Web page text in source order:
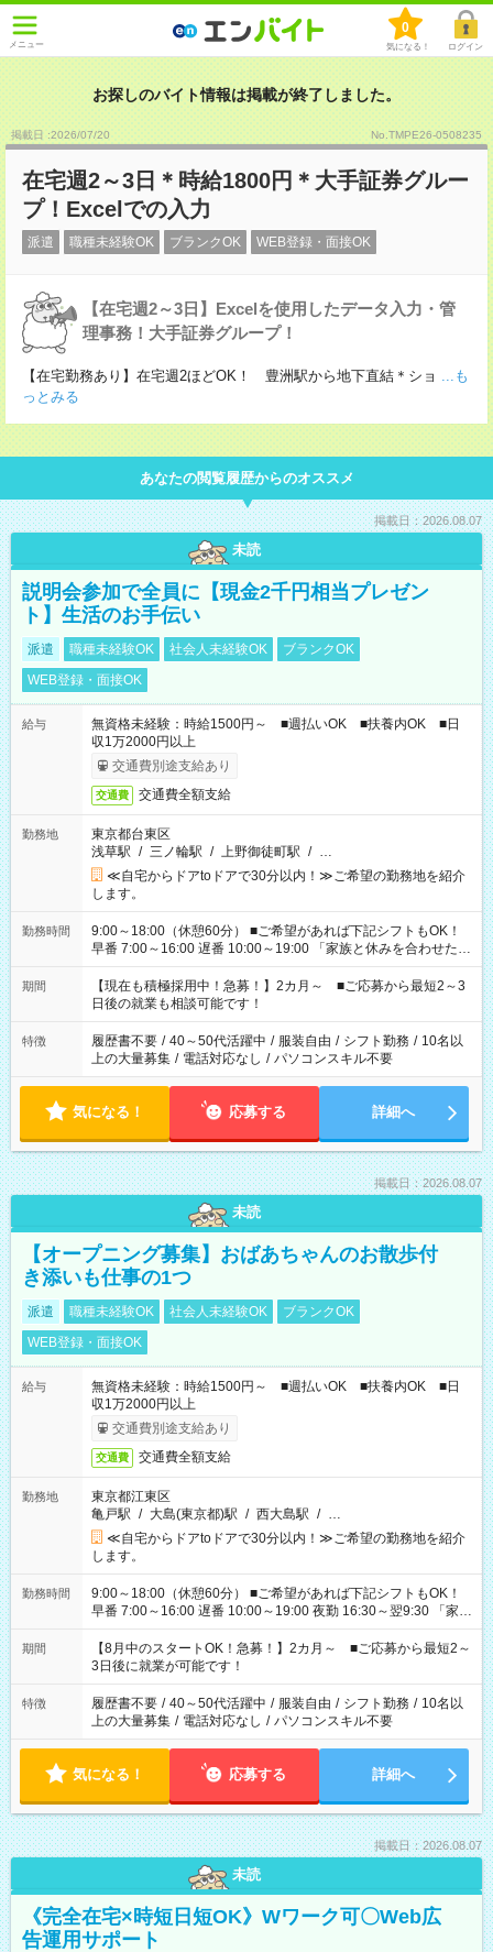
メニュー
0
気になる！ ログイン
お探しのバイト情報は掲載が終了しました。
掲載日 :2026/07/20 No.TMPE26-0508235
在宅週2～3日＊時給1800円＊大手証券グルー
プ！Excelでの入力
派遣 職種未経験OK ブランクOK WEB登録・面接OK
【在宅週2～3日】Excelを使用したデータ入力・管
理事務！大手証券グループ！
【在宅勤務あり】在宅週2ほどOK！ 豊洲駅から地下直結＊ショ ...も
っとみる
あなたの閲覧履歴からのオススメ
掲載日：2026.08.07
未読
説明会参加で全員に【現金2千円相当プレゼン
ト】生活のお手伝い
派遣 職種未経験OK 社会人未経験OK
ブランクOK
WEB登録・面接OK
給与
無資格未経験：時給1500円～ ■週払いOK ■扶養内OK ■日
収1万2000円以上
交通費別途支給あり
交通費 交通費全額支給
勤務地
東京都台東区
浅草駅 / 三ノ輪駅 / 上野御徒町駅 / …
≪自宅からドアtoドアで30分以内！≫ご希望の勤務地を紹介
します。
勤務時間
9:00～18:00（休憩60分） ■ご希望があれば下記シフトもOK！
早番 7:00～16:00 遅番 10:00～19:00 「家族と休みを合わせた
い」 「余裕を持って夕飯の準備がしたい」 「できれば残業はし
たくない」 など、ご希望を教えてくださいね。 ※Wワーク希望
の方へ 今ご覧のお仕事で希望する勤務時間と、もう1つのお仕事
の勤務時間。 合計で週40時間を超える場合は応募できません。
期間
【現在も積極採用中！急募！】2カ月～ ■ご応募から最短2～3
日後の就業も相談可能です！
特徴 履歴書不要 / 40～50代活躍中 / 服装自由 / シフト勤務 / 10名以
上の大量募集 / 電話対応なし / パソコンスキル不要
気になる！ 応募する 詳細へ
掲載日：2026.08.07
未読
【オープニング募集】おばあちゃんのお散歩付
き添いも仕事の1つ
派遣 職種未経験OK 社会人未経験OK
ブランクOK
WEB登録・面接OK
給与
無資格未経験：時給1500円～ ■週払いOK ■扶養内OK ■日
収1万2000円以上
交通費別途支給あり
交通費 交通費全額支給
勤務地
東京都江東区
亀戸駅 / 大島(東京都)駅 / 西大島駅 / …
≪自宅からドアtoドアで30分以内！≫ご希望の勤務地を紹介
します。
勤務時間
9:00～18:00（休憩60分） ■ご希望があれば下記シフトもOK！
早番 7:00～16:00 遅番 10:00～19:00 夜勤 16:30～翌9:30 「家族
と休みを合わせたい」 「余裕を持って夕飯の準備がしたい」
「できれば残業はしたくない」 など、ご希望を教えてください
ね。 ※Wワーク希望の方へ 今ご覧のお仕事で希望する勤務時間
と、もう1つのお仕事の勤務時間。 合計で週40時間を超える場
合は応募できません。
期間
【8月中のスタートOK！急募！】2カ月～ ■ご応募から最短2～
3日後に就業が可能です！
特徴 履歴書不要 / 40～50代活躍中 / 服装自由 / シフト勤務 / 10名以
上の大量募集 / 電話対応なし / パソコンスキル不要
気になる！ 応募する 詳細へ
掲載日：2026.08.07
未読
《完全在宅×時短日短OK》Wワーク可〇Web広
告運用サポート